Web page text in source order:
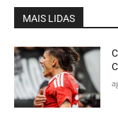
MAIS LIDAS